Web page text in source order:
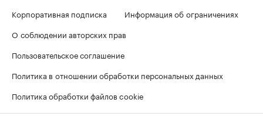
Корпоративная подписка
Информация об ограничениях
О соблюдении авторских прав
Пользовательское соглашение
Политика в отношении обработки персональных данных
Политика обработки файлов cookie